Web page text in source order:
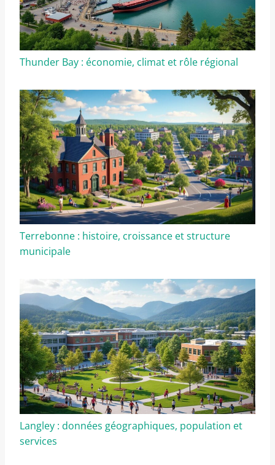
Thunder Bay : économie, climat et rôle régional
Terrebonne : histoire, croissance et structure
municipale
Langley : données géographiques, population et
services